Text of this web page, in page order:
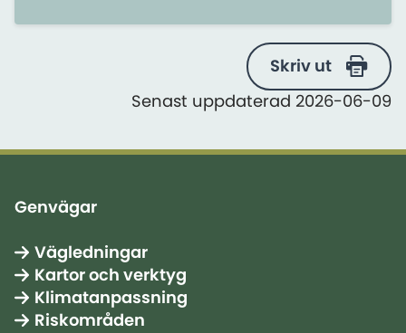
Skriv ut
Senast uppdaterad 2026-06-09
Genvägar
Vägledningar
Kartor och verktyg
Klimatanpassning
Riskområden